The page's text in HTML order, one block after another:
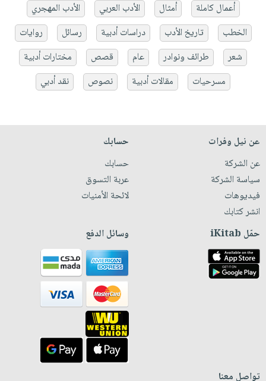
أعمال كاملة
أمثال الأدب العربي
الأدب المهجري
الخطب
تاريخ الأدب دراسات أدبية رسائل
روايات
شعر
طرائف ونوادر عام قصص
مختارات أدبية
مسرحيات
مقالات أدبية نصوص نقد أدبي
عن نيل وفرات
عن الشركة
سياسة الشركة
فيديوهات
انشر كتابك
حسابك
حسابك
عربة التسوق
لائحة الأمنيات
حمّل iKitab وسائل الدفع
تواصل معنا